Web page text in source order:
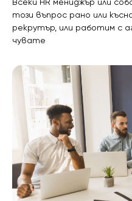
този въпрос рано или
рекрутър, или работим с
чувате